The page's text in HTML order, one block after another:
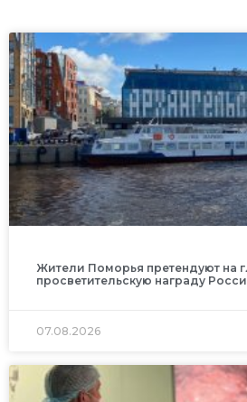
Жители Поморья претендуют на
просветительскую награду
07.08.2026